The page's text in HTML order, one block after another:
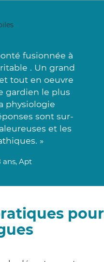
fusionnée à
. Un grand
tout en oeuvre
gardien le plus
physiologie
sont sur-
et les
»
ans, Apt
pour